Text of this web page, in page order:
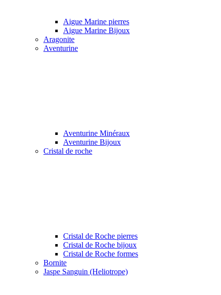
Aigue Marine pierres
Aigue Marine Bijoux
Aragonite
Aventurine
Aventurine Minéraux
Aventurine Bijoux
Cristal de roche
Cristal de Roche pierres
Cristal de Roche bijoux
Cristal de Roche formes
Bornite
Jaspe Sanguin (Heliotrope)